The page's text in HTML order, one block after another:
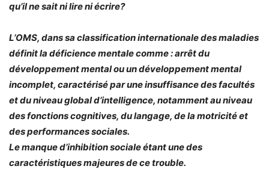
qu’il ne sait ni lire ni écrire?
L’OMS, dans sa classification internationale des maladies
définit la déficience mentale comme : arrêt du
développement mental ou un développement mental
incomplet, caractérisé par une insuffisance des facultés
et du niveau global d’intelligence, notamment au niveau
des fonctions cognitives, du langage, de la motricité et
des performances sociales.
Le manque d’inhibition sociale étant une des
caractéristiques majeures de ce trouble.